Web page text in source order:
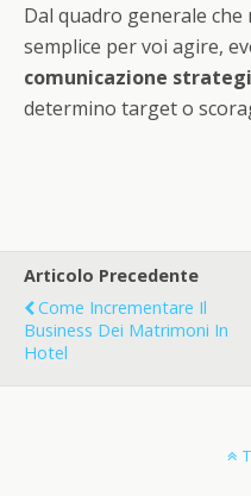
Dal quadro generale
semplice per voi agire,
comunicazione
determino target o
Articolo Precedente
Come Incrementare Il
Business Dei Matrimoni In
Hotel